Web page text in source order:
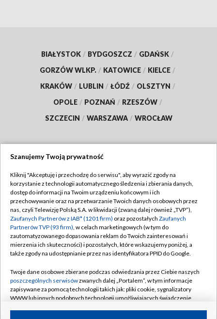
BIAŁYSTOK / BYDGOSZCZ / GDAŃSK /
GORZÓW WLKP. / KATOWICE / KIELCE /
KRAKÓW / LUBLIN / ŁÓDŹ / OLSZTYN /
OPOLE / POZNAŃ / RZESZÓW /
SZCZECIN / WARSZAWA / WROCŁAW
TVP
Abonament TVP
Emisja w TVP
Centrum informacji TVP
Naziemna Telewizja Cyfrowa
Rada Programowa
System NOS
Informacje o nadawcy
Regulamin TVP
Polityka prywatności
Moje zgody
Pomoc
Kontakt
Kanały
Szanujemy Twoją prywatność
Kliknij "Akceptuję i przechodzę do serwisu", aby wyrazić zgody na
korzystanie z technologii automatycznego śledzenia i zbierania danych,
dostęp do informacji na Twoim urządzeniu końcowym i ich
przechowywanie oraz na przetwarzanie Twoich danych osobowych przez
nas, czyli Telewizję Polską S.A. w likwidacji (zwaną dalej również „TVP”),
Zaufanych Partnerów z IAB* (1201 firm) oraz pozostałych Zaufanych
Partnerów TVP (93 firm), w celach marketingowych (w tym do
zautomatyzowanego dopasowania reklam do Twoich zainteresowań i
mierzenia ich skuteczności) i pozostałych, które wskazujemy poniżej, a
także zgody na udostępnianie przez nas identyfikatora PPID do Google.
Twoje dane osobowe zbierane podczas odwiedzania przez Ciebie naszych
poszczególnych serwisówzwanych dalej „Portalem”, w tym informacje
zapisywane za pomocą technologii takich jak: pliki cookie, sygnalizatory
WWW lub innych podobnych technologii umożliwiających świadczenie